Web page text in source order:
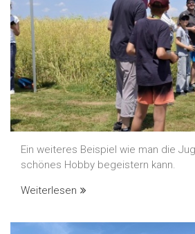
Ein weiteres Beispiel wie man die
schönes Hobby begeistern kann.
Weiterlesen